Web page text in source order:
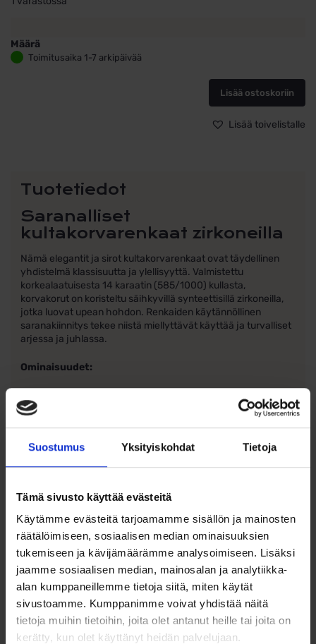
Suostumus Yksityiskohdat Tietoja
Tämä sivusto käyttää evästeitä
Käytämme evästeitä tarjoamamme sisällön ja mainosten
räätälöimiseen, sosiaalisen median ominaisuuksien
tukemiseen ja kävijämäärämme analysoimiseen. Lisäksi
jaamme sosiaalisen median, mainosalan ja analytiikka-
alan kumppaneillemme tietoja siitä, miten käytät
sivustoamme. Kumppanimme voivat yhdistää näitä
tietoja muihin tietoihin, joita olet antanut heille tai joita on
kerätty, kun olet käyttänyt heidän palvelujaan.
Määrä
Saranalliset
Toimitusaika 1-7 arkipäivää
Lisää ostoskoriin
Lisää toivelistalle
Tuotetiedot
Saranalliset
kultakorvarenkaat zirkoneilla
Nämä elegantit ja sirot kultakorvarenkaat ovat täydellinen
yhdistelmä klassisuutta ja ylellisyyttä. Valmistettu
korkealaatuisesta 14 karaatin (585/1000) kullasta,
korvakorut on koristeltu säihkyvillä synteettisillä zirkoneilla,
jotka luovat upean hohdon. Renkaiden käytännöllinen
saranakiinnitys tekee niistä miellyttävät käyttää ja turvalliset
arjessa ja juhlassa.
Ominaisuudet:
Kätevä saranakiinnitys takaa helpon ja turvallisen
Ohjeita sormuksen tai korun
koon valintaan
Tutustu ohjeisiin